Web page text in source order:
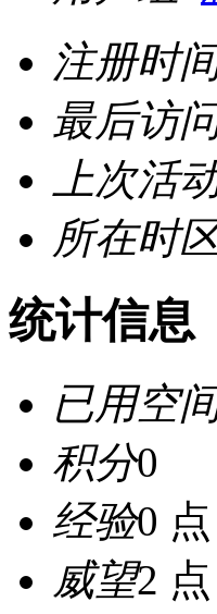
注册时
最后访
上次活
所在时
统计信息
已用空
积分0
经验0 点
威望2 点